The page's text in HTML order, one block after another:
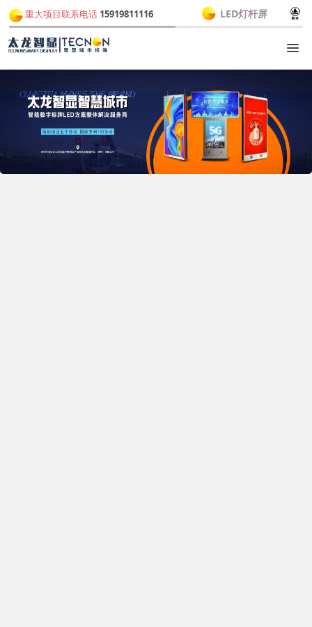
重大项目联系电话 15919811116 LED灯杆屏